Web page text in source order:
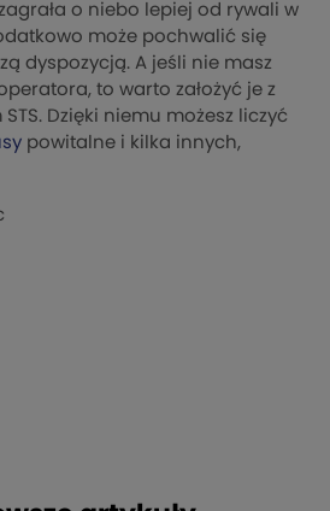
o niebo lepiej od rywali w
może pochwalić się
dyspozycją. A jeśli nie masz
to warto założyć je z
Dzięki niemu możesz liczyć
powitalne i kilka innych,